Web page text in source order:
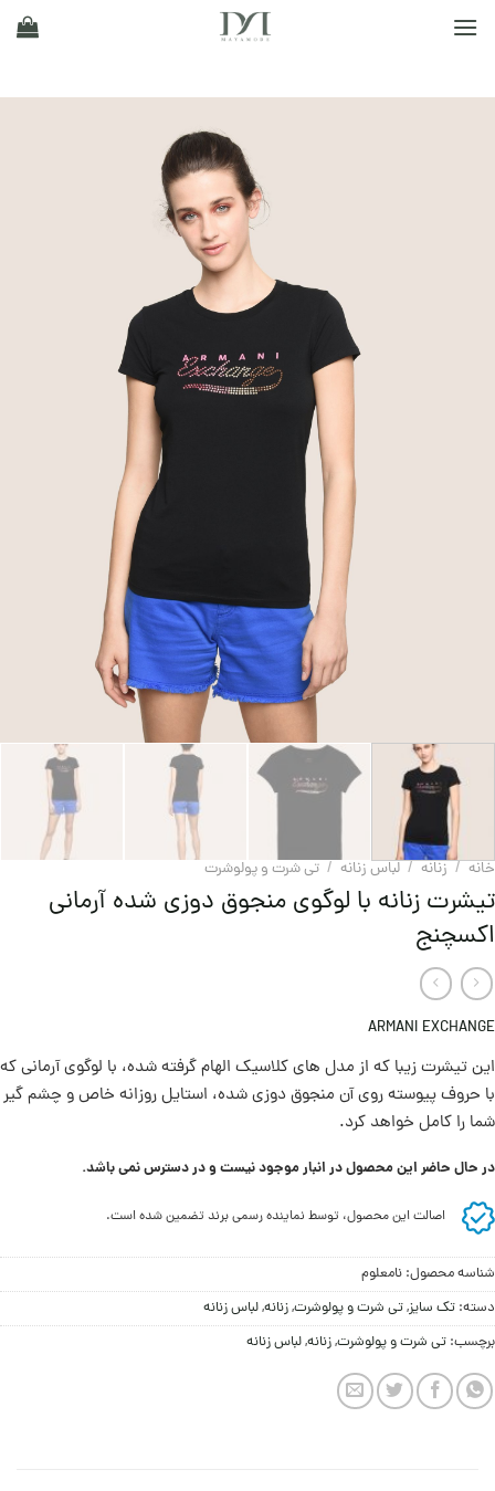
خانه / زنانه / لباس زنانه / تی شرت و پولوشرت
تیشرت زنانه با لوگوی منجوق دوزی شده آرمانی
اکسچنج
ARMANI EXCHANGE
این تیشرت زیبا که از مدل های کلاسیک الهام گرفته شده، با لوگوی آرمانی که
با حروف پیوسته روی آن منجوق دوزی شده، استایل روزانه خاص و چشم گیر
شما را کامل خواهد کرد.
در حال حاضر این محصول در انبار موجود نیست و در دسترس نمی باشد.
اصالت این محصول، توسط نماینده رسمی برند تضمین شده است.
شناسه محصول: نامعلوم
دسته: تک سایز,تی شرت و پولوشرت,زنانه,لباس زنانه
برچسب: تی شرت و پولوشرت,زنانه,لباس زنانه